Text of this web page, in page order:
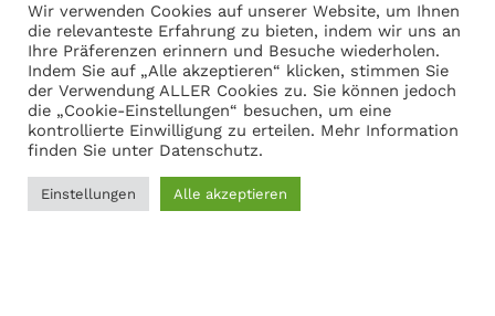
Mein Konto
Anmelden
Warenkorb anzeigen
Adresse
Wir verwenden Cookies auf unserer Website, um Ihnen
die relevanteste Erfahrung zu bieten, indem wir uns an
Ihre Präferenzen erinnern und Besuche wiederholen.
Indem Sie auf „Alle akzeptieren“ klicken, stimmen Sie
der Verwendung ALLER Cookies zu. Sie können jedoch
die „Cookie-Einstellungen“ besuchen, um eine
kontrollierte Einwilligung zu erteilen. Mehr Information
finden Sie unter Datenschutz.
Einstellungen Alle akzeptieren